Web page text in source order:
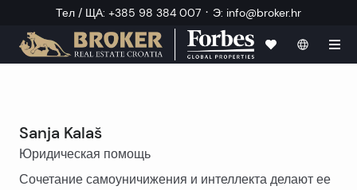
Тел / ЩА: +385 98 384 007 · Э: info@broker.hr
Sanja Kalaš
Юридическая помощь
Сочетание самоуничижения и интеллекта делают ее